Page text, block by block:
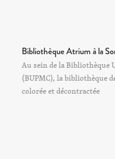
Bibliothèque Atrium à la
Au sein de la Bibliothèque
(BUPMC), la bibliothèque
colorée et décontractée